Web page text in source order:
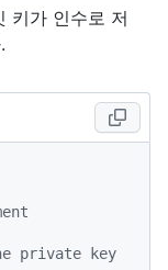
키가 인수로 저
private key